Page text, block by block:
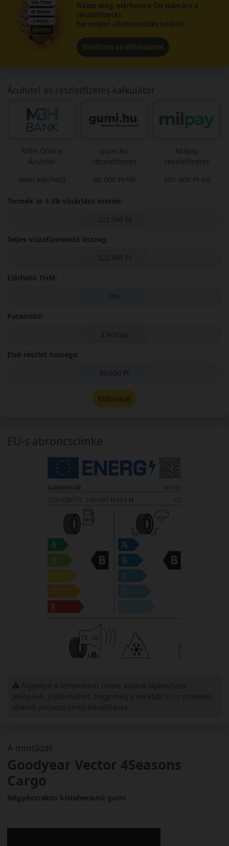
Nézze meg, elérhető-e Ön számára a
részletfizetés
bármilyen elköteleződés nélkül!
Elindítom az előbírálatot
A mintázat
Goodyear Vector 4Seasons
Cargo
Négyévszakos kisteherautó gumi
Áruhitel és részletfizetés kalkulátor
MBH Online
Áruhitel
Nem elérhető
gumi.hu
részletfizetés
80 000 Ft-tól
Milpay
részletfizetés
501 000 Ft-tól
Termék ár 4 db vásárlása esetén:
322 760 Ft
Teljes viszafizetendő összeg:
322 760 Ft
Elérhető THM:
0%
Futamidő:
3 hónap
Első részlet összege:
80 690 Ft
Előbírálat
EU-s abroncscímke